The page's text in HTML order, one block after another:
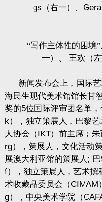
gs （右一）、
“写作主体性的困境
一）、
王欢（
新闻发布会上，国际
海民生现代美术馆馆长甘
奖的5位国际评审团名单，
k），独立策展人，巴黎
人协会（IKT）前主席；朱
rg），策展人，文化活动
展澳大利亚馆的策展人 ;
í），独立策展人，艺术撰
术收藏品委员会（CIMAM
g），中央美术学院（